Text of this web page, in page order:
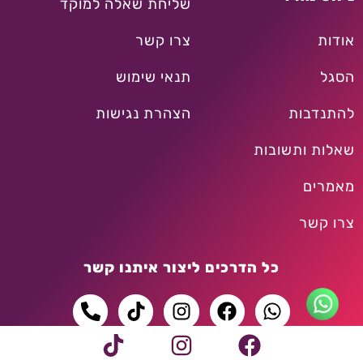
אודות
הסגל
להתנדבות
שאלות ותשובות
מאמרים
צרו קשר
שליחת שאלה למוקד
צרו קשר
תנאי שימוש
הצהרת נגישות
כל הדרכים ליצור איתנו קשר